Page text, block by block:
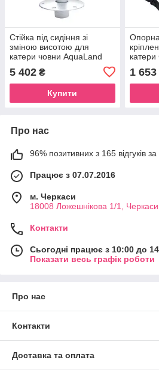
Стійка під сидіння зі
зміною висотою для
катери човни AquaLand
5 402 ₴
Купити
Опорна
1 653
Про нас
96% позитивних з 165 відгуків за
Працює з 07.07.2016
м. Черкаси
18008 Ложешнікова 1/1,
Контакти
Сьогодні працює з 10:00 до
Показати весь графік роботи
Про нас
Контакти
Доставка та оплата